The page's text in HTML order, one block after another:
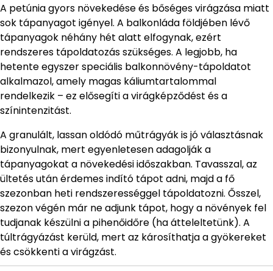
A petúnia gyors növekedése és bőséges virágzása miatt
sok tápanyagot igényel. A balkonláda földjében lévő
tápanyagok néhány hét alatt elfogynak, ezért
rendszeres tápoldatozás szükséges. A legjobb, ha
hetente egyszer speciális balkonnövény-tápoldatot
alkalmazol, amely magas káliumtartalommal
rendelkezik – ez elősegíti a virágképződést és a
színintenzitást.
A granulált, lassan oldódó műtrágyák is jó választásnak
bizonyulnak, mert egyenletesen adagolják a
tápanyagokat a növekedési időszakban. Tavasszal, az
ültetés után érdemes indító tápot adni, majd a fő
szezonban heti rendszerességgel tápoldatozni. Ősszel,
szezon végén már ne adjunk tápot, hogy a növények fel
tudjanak készülni a pihenőidőre (ha átteleltetünk). A
túltrágyázást kerüld, mert az károsíthatja a gyökereket
és csökkenti a virágzást.